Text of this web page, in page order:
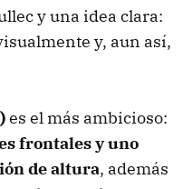
y una idea clara:
y, aun así,
es el más ambicioso:
frontales y uno
de altura, además